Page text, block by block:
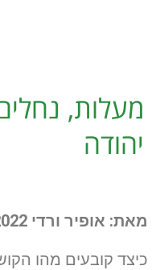
מעלות,
יהודה
מאת: אופיר ורדי 19/12/2022
כיצד קובעים מהו